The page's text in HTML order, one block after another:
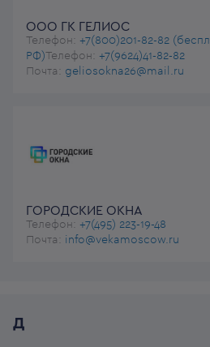
ООО ГК ГЕЛИОС
Телефон: +7(800)201-82-82
РФ) Телефон: +7(9624)41-82-82
Почта: geliosokna26@mail.ru
ГОРОДСКИЕ ОКНА
Телефон: +7(495) 223-19-48
Почта: info@vekamoscow.ru
Д